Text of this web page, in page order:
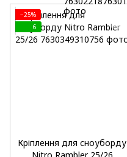
−25%
6
Кріплення для сноуборду